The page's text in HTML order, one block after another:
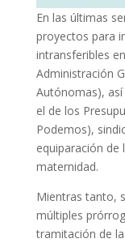
En las últimas
proyectos para
intransferibles
Administración
Autónomas),
el de los
Podemos),
equiparación de
maternidad.
Mientras tanto,
múltiples
tramitación de